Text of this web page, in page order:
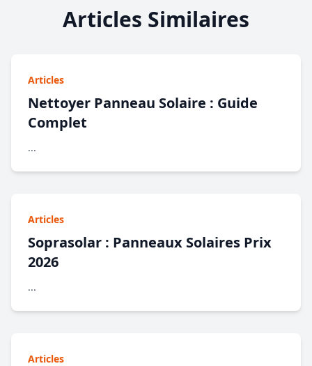
Articles Similaires
Articles
Nettoyer Panneau Solaire : Guide
Complet
...
Articles
Soprasolar : Panneaux Solaires Prix
2026
...
Articles